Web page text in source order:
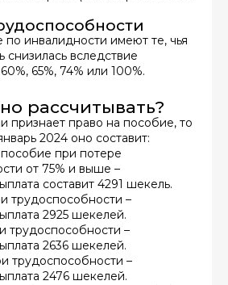
инвалидности имеют те, чья
снизилась вследствие
65%, 74% или 100%.
рассчитывать?
признает право на пособие, то
2024 оно составит:
при потере
от 75% и выше –
составит 4291 шекель.
трудоспособности –
2925 шекелей.
трудоспособности –
2636 шекелей.
трудоспособности –
2476 шекелей.